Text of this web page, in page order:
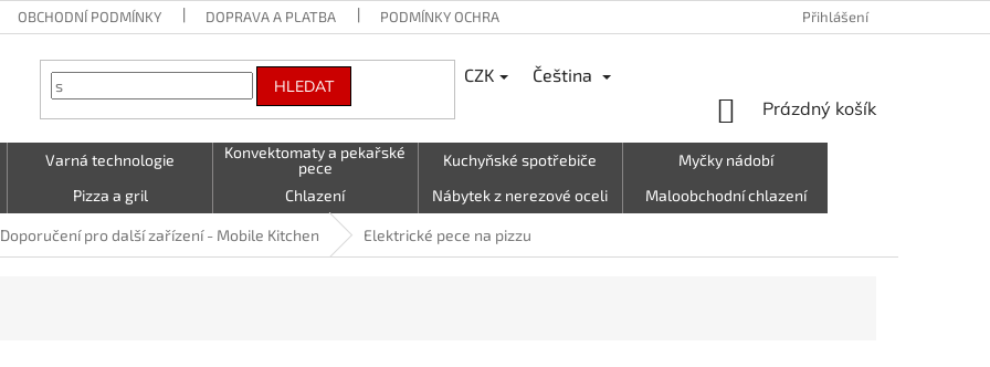
OBCHODNÍ PODMÍNKY DOPRAVA A PLATBA PODMÍNKY OCHRANY OSOBNÍCH ÚDAJŮ VRÁCENÍ ZBOŽÍ,
Přihlášení
HLEDAT
CZK Čeština
NÁKUPNÍ
Prázdný košík
Varná technologie
Konvektomaty a pekařské
pece
Kuchyňské spotřebiče
Myčky nádobí
Pizza a gril Chlazení Nábytek z nerezové oceli
Maloobchodní chlazení
Vzduchotechnika Stolování a Servírování Textil (utěrky, oblečení atd.)
Doporučení pro další zařízení - Mobile Kitchen Elektrické pece na pizzu